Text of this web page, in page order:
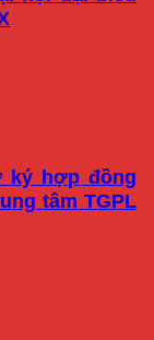
ký hợp đồng
tâm TGPL